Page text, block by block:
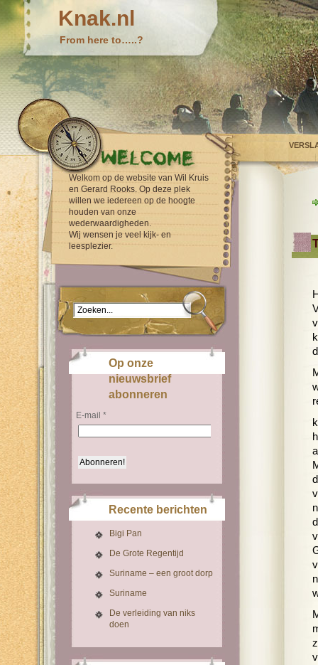
Knak.nl
From here to…..?
Welkom op de website van Wil Kruis
en Gerard Rooks. Op deze plek
willen we iedereen op de hoogte
houden van onze
wederwaardigheden.
Wij wensen je veel kijk- en
leesplezier.
Op onze
nieuwsbrief
abonneren
E-mail *
Recente berichten
Bigi Pan
De Grote Regentijd
Suriname – een groot dorp
Suriname
De verleiding van niks
doen